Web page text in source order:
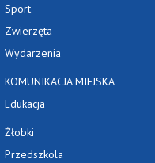
Sport
Zwierzęta
Wydarzenia
KOMUNIKACJA MIEJSKA
Edukacja
Żłobki
Przedszkola